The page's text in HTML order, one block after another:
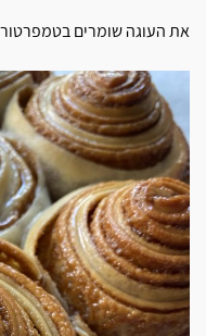
את העוגה שומרים בטמפרטורת